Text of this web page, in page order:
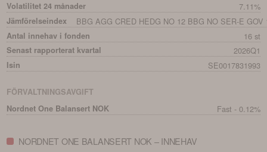
Volatilitet 24 månader 7.11%
Jämförelseindex BBG AGG CRED HEDG NO 12 BBG NO SER-E GOV
Antal innehav i fonden 16 st
Senast rapporterat kvartal 2026Q1
Isin SE0017831993
FÖRVALTNINGSAVGIFT
Nordnet One Balansert NOK
Fast - 0.12%
NORDNET ONE BALANSERT NOK – INNEHAV